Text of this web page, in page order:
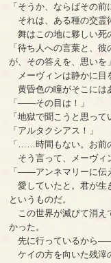
「そうか、ならばその前
それは、ある種の交霊
舞はこの地に夥しい死
「待ち人への言葉と、
が、その答えを、思いを」
メーヴィンは静かに目
黄昏色の瞳がそこには
「――その目は！」
「地獄で聞こうと思っ
「アルタクシアス！」
「……時間もない。お前
そう言って、メーヴィ
「――アンネマリーに伝
愛していたと。君が生
というものだ。
この世界が滅びて消え
かった。
先に行っているから――
ケイの方を向いた残滓